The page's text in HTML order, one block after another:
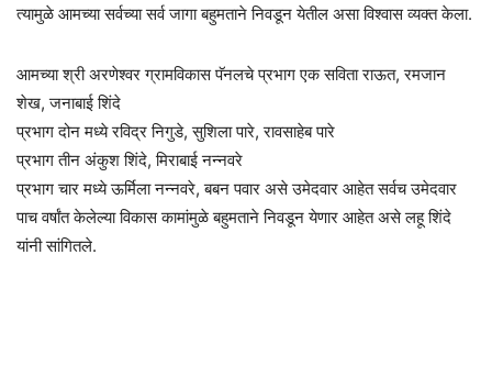
त्यामुळे आमच्या सर्वच्या सर्व जागा बहुमताने निवडून येतील असा विश्वास व्यक्त केला.
आमच्या श्री अरणेश्वर ग्रामविकास पॅनलचे प्रभाग एक सविता राऊत, रमजान
शेख, जनाबाई शिंदे
प्रभाग दोन मध्ये रविद्र निगुडे, सुशिला पारे, रावसाहेब पारे
प्रभाग तीन अंकुश शिंदे, मिराबाई नन्नवरे
प्रभाग चार मध्ये ऊर्मिला नन्नवरे, बबन पवार असे उमेदवार आहेत सर्वच उमेदवार
पाच वर्षांत केलेल्या विकास कामांमुळे बहुमताने निवडून येणार आहेत असे लहू शिंदे
यांनी सांगितले.